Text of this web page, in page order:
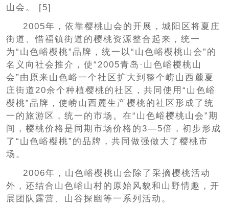
山会。 [5]
2005年，依靠樱桃山会的开展，城阳区将夏庄
街道、惜福镇街道的樱桃资源整合起来，统一
为“山色峪樱桃”品牌，统一以“山色峪樱桃山会”的
名义向社会推介，使“2005青岛·山色峪樱桃山
会”由原来山色峪一个社区扩大到整个崂山西麓夏
庄街道20余个种植樱桃的社区，共同使用“山色峪
樱桃”品牌，使崂山西麓生产樱桃的社区形成了统
一的旅游区，统一的市场。在“山色峪樱桃山会”期
间，樱桃价格是同期市场价格的3—5倍，初步形成
了“山色峪樱桃”的品牌，共同做强做大了樱桃市
场。
2006年，山色峪樱桃山会除了采摘樱桃活动
外，还结合山色峪山村的原始风貌和山野情趣，开
展团队露营、山谷探幽等一系列活动。